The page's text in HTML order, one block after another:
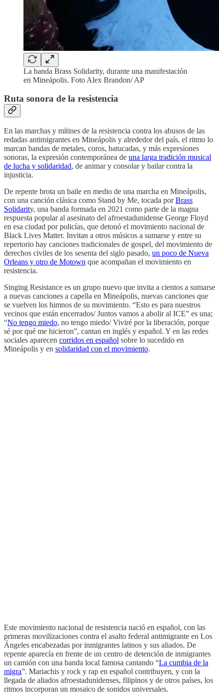
La banda Brass Solidarity, durante una manifestación
en Mineápolis. Foto Alex Brandon/ AP
Ruta sonora de la resistencia
En las marchas y mítines de la resistencia contra los abusos de las
redadas antimigrantes en Mineápolis y alrededor del país, el ritmo lo
marcan bandas de metales, coros, batucadas, y más expresiones
sonoras, la expresión contemporánea de una larga tradición musical
de lucha y solidaridad, de animar y consolar y bailar contra la
injusticia.
De repente brota un baile en medio de una marcha en Mineápolis,
con una canción clásica como Stand by Me, tocada porBrass
Solidarity, una banda formada en 2021 como parte de la magna
respuesta popular al asesinato del afroestadunidense George Floyd
en esa ciudad por policías, que detonó el movimiento nacional de
Black Lives Matter. Invitan a otros músicos a sumarse y entre su
repertorio hay canciones tradicionales de gospel, del movimiento de
derechos civiles de los sesenta del siglo pasado, un poco de Nueva
Orleans y otro de Motown que acompañan el movimiento en
resistencia.
Singing Resistance es un grupo nuevo que invita a cientos a sumarse
a nuevas canciones a capella en Mineápolis, nuevas canciones que
se vuelven los himnos de su movimiento. “Esto es para nuestros
vecinos que están encerrados/ Juntos vamos a abolir al ICE” es una;
“No tengo miedo, no tengo miedo/ Viviré por la liberación, porque
sé por qué me hicieron”, cantan en inglés y español. Y en las redes
sociales aparecen corridos en español sobre lo sucedido en
Mineápolis y en solidaridad con el movimiento.
Este movimiento nacional de resistencia nació en español, con las
primeras movilizaciones contra el asalto federal antimigrante en Los
Ángeles encabezadas por inmigrantes latinos y sus aliados. De
repente aparecía en frente de un centro de detención de inmigrantes
un camión con una banda local famosa cantando “La cumbia de la
migra”. Mariachis y rock y rap en español contribuyen, y con la
llegada de aliados afroestadunidenses, filipinos y de otros países, los
ritmos incorporan un mosaico de sonidos universales.